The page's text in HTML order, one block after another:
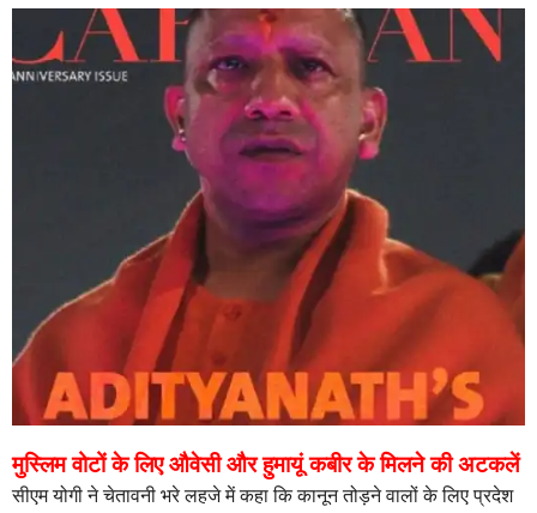
मुस्लिम वोटों के लिए औवेसी और हुमायूं कबीर के मिलने की अटकलें
सीएम योगी ने चेतावनी भरे लहजे में कहा कि कानून तोड़ने वालों के लिए प्रदेश